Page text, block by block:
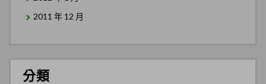
2011 年 12 月
分類